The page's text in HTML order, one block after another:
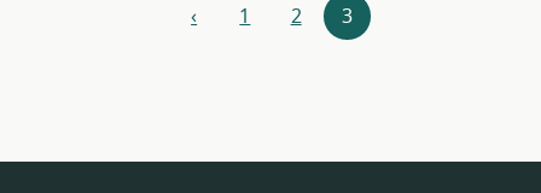
‹poprzedni
1 2 3